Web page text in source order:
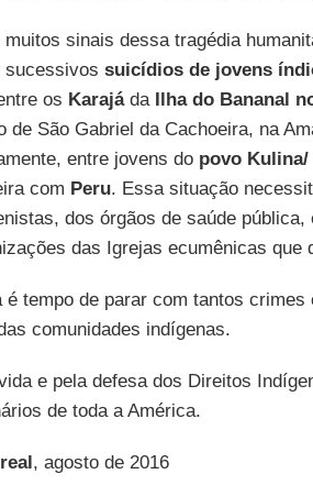
muitos sinais dessa tragédia
sucessivos suicídios de jovens
os Karajáda Ilha do Bananal
de São Gabriel da Cachoeira, na
entre jovens dopovo Kulina/
com Peru. Essa situação
dos órgãos de saúde
das Igrejas ecumênicas que
é tempo de parar com tantos
comunidades indígenas.
e pela defesa dos Direitos
de toda a América.
, agosto de 2016